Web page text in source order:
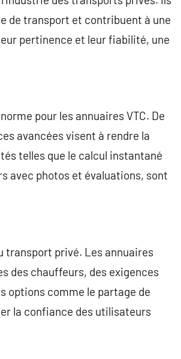
de transport et contribuent à une
pertinence et leur fiabilité, une
pour les annuaires VTC. De
avancées visent à rendre la
telles que le calcul instantané
avec photos et évaluations, sont
transport privé. Les annuaires
des chauffeurs, des exigences
options comme le partage de
la confiance des utilisateurs